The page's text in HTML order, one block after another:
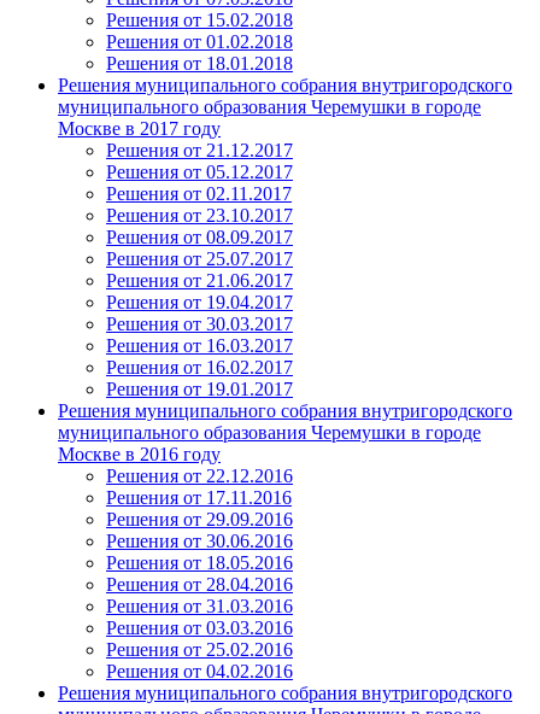
Решения от 15.02.2018
Решения от 01.02.2018
Решения от 18.01.2018
Решения муниципального собрания внутригородского
муниципального образования Черемушки в городе
Москве в 2017 году
Решения от 21.12.2017
Решения от 05.12.2017
Решения от 02.11.2017
Решения от 23.10.2017
Решения от 08.09.2017
Решения от 25.07.2017
Решения от 21.06.2017
Решения от 19.04.2017
Решения от 30.03.2017
Решения от 16.03.2017
Решения от 16.02.2017
Решения от 19.01.2017
Решения муниципального собрания внутригородского
муниципального образования Черемушки в городе
Москве в 2016 году
Решения от 22.12.2016
Решения от 17.11.2016
Решения от 29.09.2016
Решения от 30.06.2016
Решения от 18.05.2016
Решения от 28.04.2016
Решения от 31.03.2016
Решения от 03.03.2016
Решения от 25.02.2016
Решения от 04.02.2016
Решения муниципального собрания внутригородского